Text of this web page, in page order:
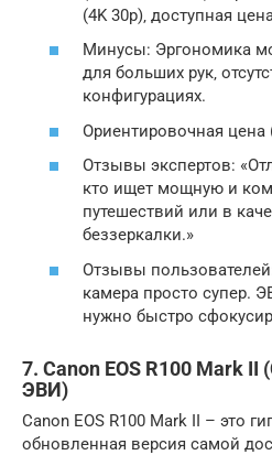
(4K 30p)‚ доступная
Минусы: Эргономика
для больших рук‚
конфигурациях.
Ориентировочная
Отзывы экспертов:
кто ищет мощную и
путешествий или в
беззеркалки.»
Отзывы
камера просто супер.
нужно быстро
7. Canon EOS R100 Mark II
ЭВИ)
Canon EOS R100 Mark II – это
обновленная версия самой